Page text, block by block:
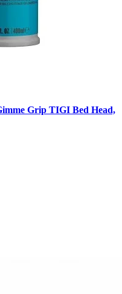
Grip TIGI Bed Head,